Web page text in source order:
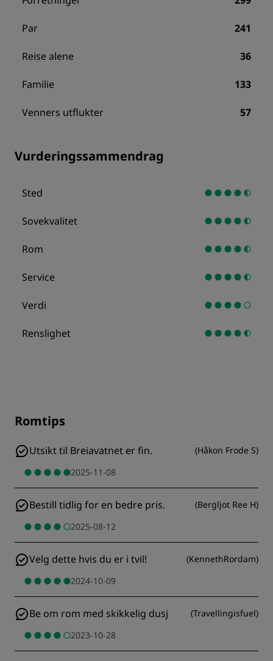
Par 241
Reise alene 36
Familie 133
Venners utflukter 57
Vurderingssammendrag
Sted
Sovekvalitet
Rom
Service
Verdi
Renslighet
Romtips
Utsikt til Breiavatnet er fin. (Håkon Frode S)
2025-11-08
Bestill tidlig for en bedre pris. (Bergljot Ree H)
2025-08-12
Velg dette hvis du er i tvil! (KennethRordam)
2024-10-09
Be om rom med skikkelig dusj (Travellingisfuel)
2023-10-28